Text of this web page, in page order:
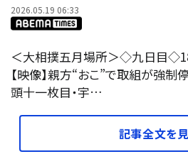
2026.05.19 06:33
＜大相撲五月場所＞◇九日目
【映像】親方“おこ”で取組が強
頭十一枚目・宇…
記事全文を